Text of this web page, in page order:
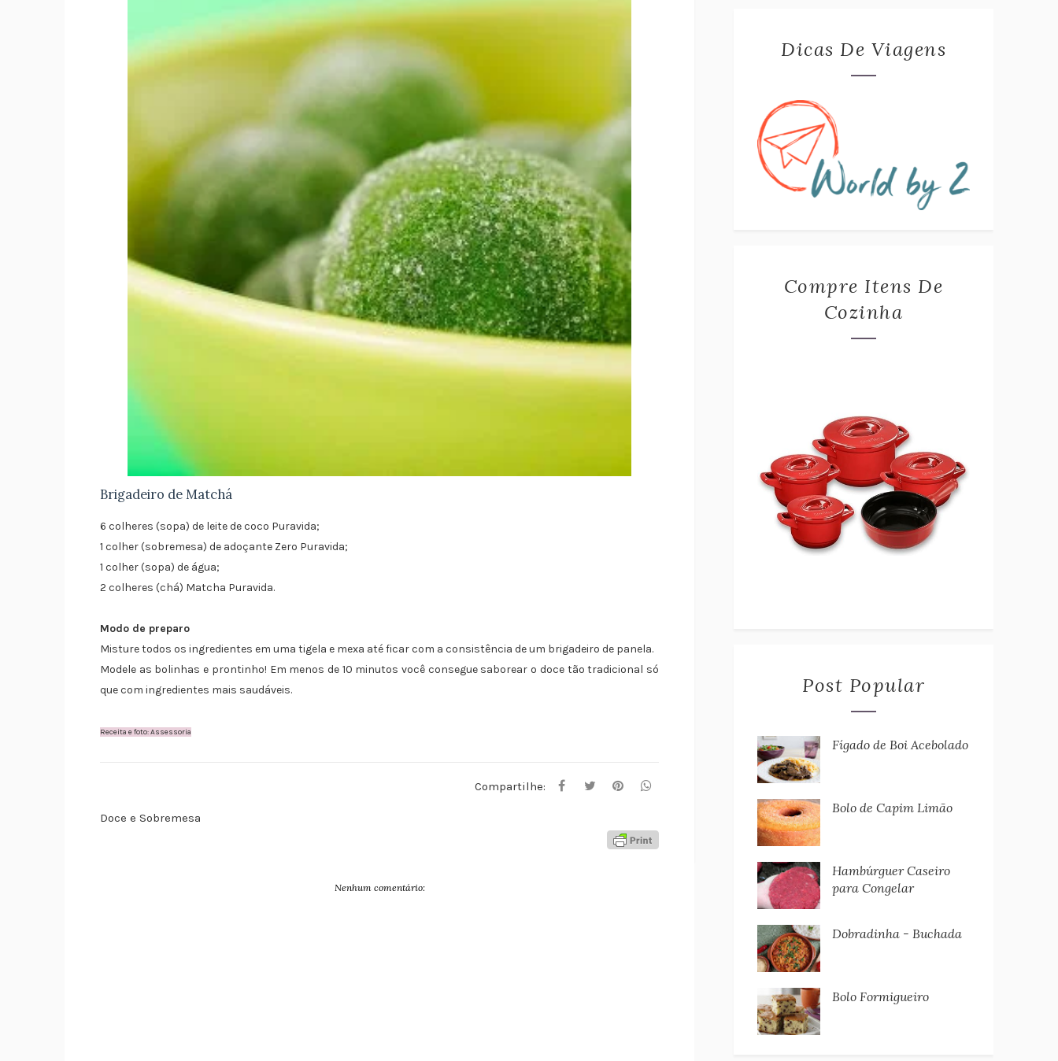
Brigadeiro de Matchá
6 colheres (sopa) de leite de coco Puravida;
1 colher (sobremesa) de adoçante Zero Puravida;
1 colher (sopa) de água;
2 colheres (chá) Matcha Puravida.
Modo de preparo
Misture todos os ingredientes em uma tigela e mexa até ficar com a consistência de um brigadeiro de panela.
Modele as bolinhas e prontinho! Em menos de 10 minutos você consegue saborear o doce tão tradicional só
que com ingredientes mais saudáveis.
Receita e foto: Assessoria
Compartilhe:
Doce e Sobremesa
Nenhum comentário:
Dicas De Viagens
Compre Itens De
Cozinha
Post Popular
Fígado de Boi Acebolado
Bolo de Capim Limão
Hambúrguer Caseiro
para Congelar
Dobradinha - Buchada
Bolo Formigueiro